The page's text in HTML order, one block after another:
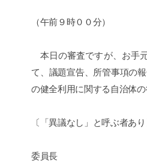
（午前９時００分）
本日の審査ですが、お手
て、議題宣告、所管事項の
の健全利用に関する自治体
〔「異議なし」と呼ぶ者あ
委員長